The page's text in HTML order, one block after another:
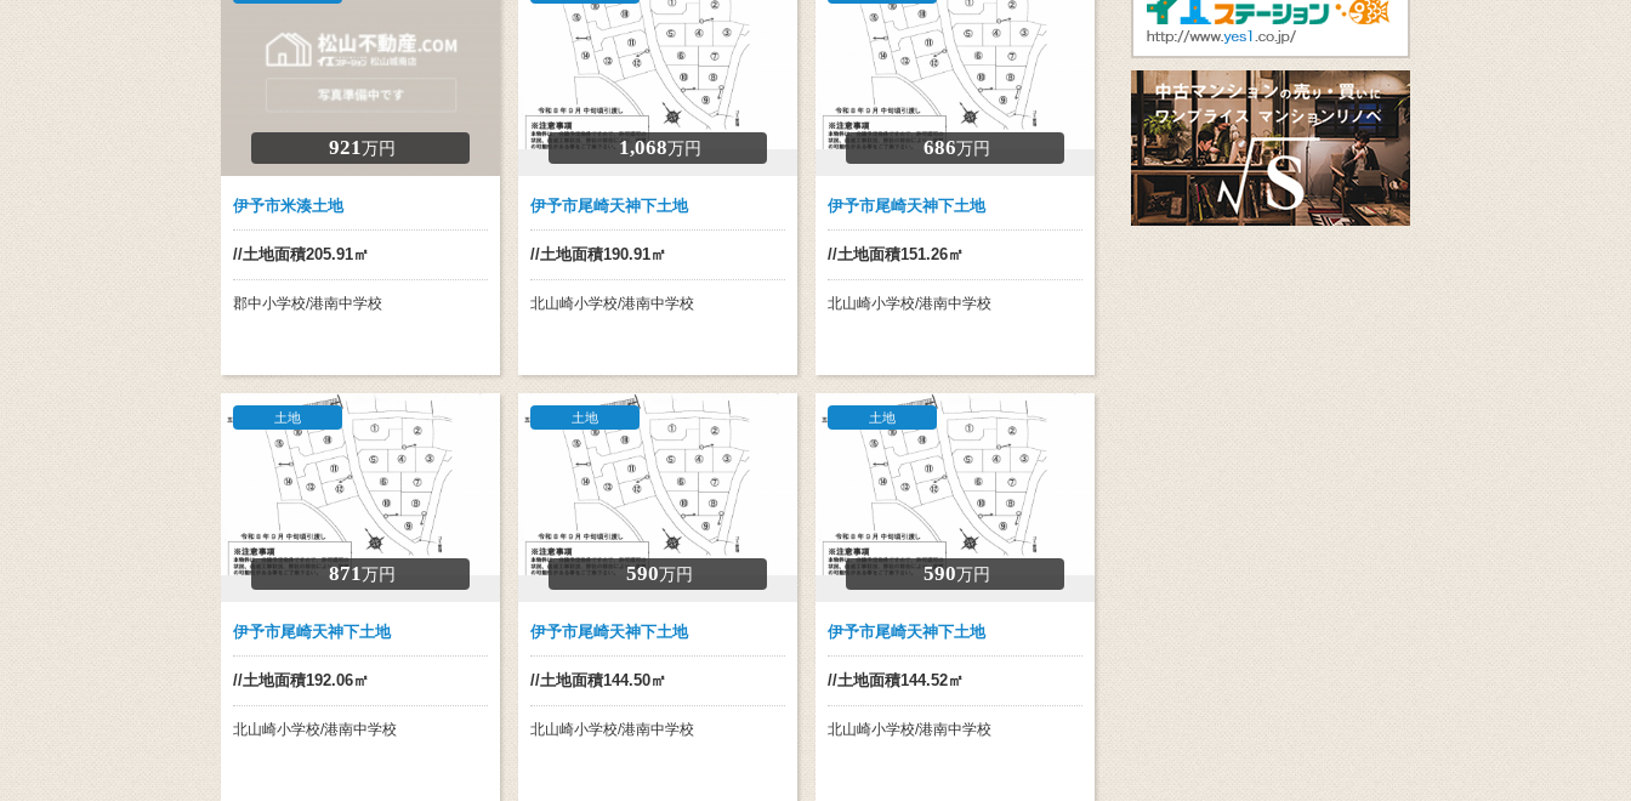
921万円
伊予市米湊土地
//土地面積205.91㎡
郡中小学校/港南中学校
1,068万円
伊予市尾崎天神下土地
//土地面積190.91㎡
北山崎小学校/港南中学校
686万円
伊予市尾崎天神下土地
//土地面積151.26㎡
北山崎小学校/港南中学校
土地
871万円
伊予市尾崎天神下土地
//土地面積192.06㎡
北山崎小学校/港南中学校
土地
590万円
伊予市尾崎天神下土地
//土地面積144.50㎡
北山崎小学校/港南中学校
土地
590万円
伊予市尾崎天神下土地
//土地面積144.52㎡
北山崎小学校/港南中学校